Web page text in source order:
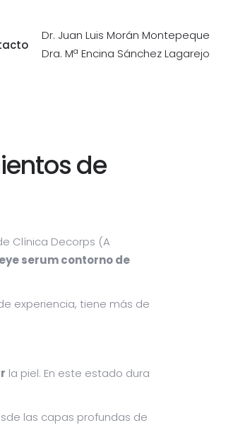
Dr. Juan Luis Morán Montepeque
Dra. Mª Encina Sánchez Lagarejo
de
Clínica Decorps (A
serum contorno de
experiencia, tiene más de
la piel. En este estado dura
las capas profundas de